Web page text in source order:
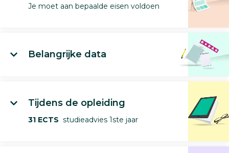
Je moet aan bepaalde eisen voldoen
Belangrijke data
Tijdens de opleiding
31 ECTS studieadvies 1ste jaar